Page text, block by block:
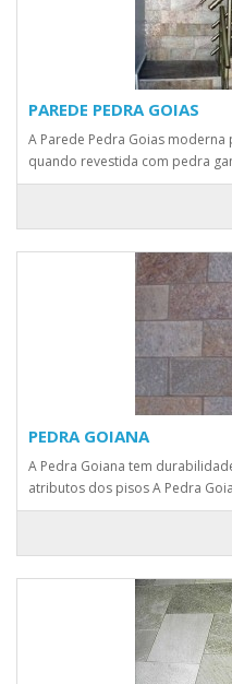
PAREDE PEDRA GOIAS
A Parede Pedra Goias
quando revestida com pedra
PEDRA GOIANA
A Pedra Goiana tem
atributos dos pisos A Pedra